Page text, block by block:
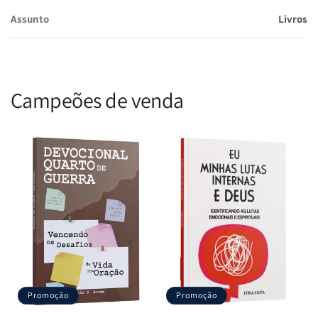
Assunto Livros
Campeões de venda
Promoção Promoção